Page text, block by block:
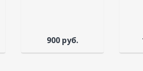
900 руб.